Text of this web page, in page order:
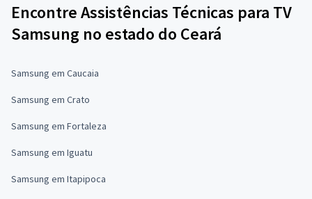
Encontre Assistências Técnicas para TV
Samsung no estado do Ceará
Samsung em Caucaia
Samsung em Crato
Samsung em Fortaleza
Samsung em Iguatu
Samsung em Itapipoca